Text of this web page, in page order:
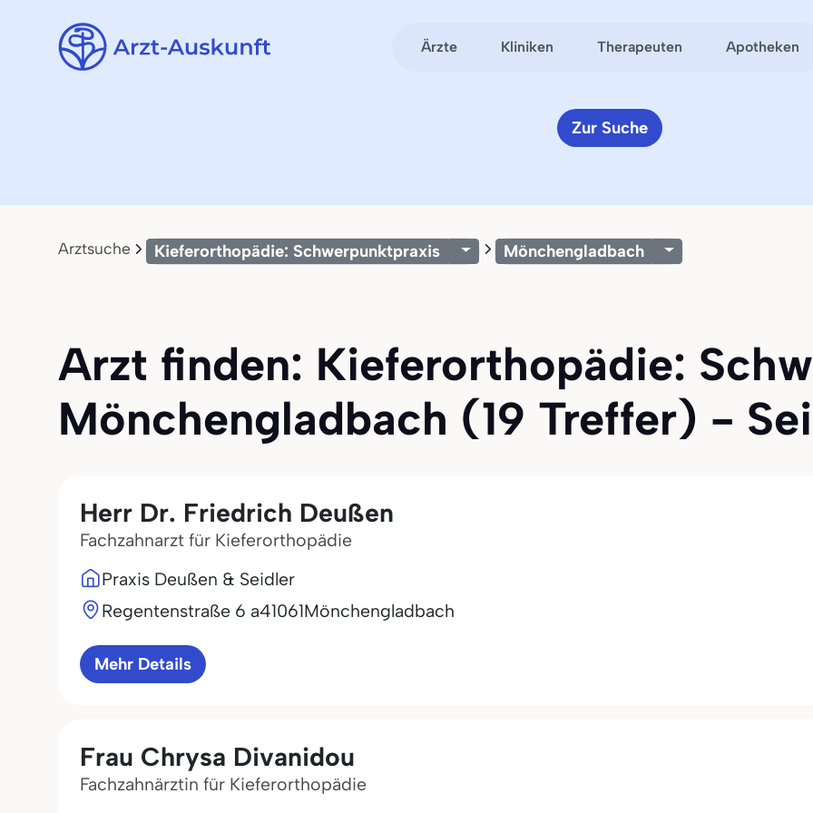
Ärzte Kliniken Therapeuten Apotheken
Zur Suche
Arztsuche Kieferorthopädie: Schwerpunktpraxis Mönchengladbach
Arzt finden: Kieferorthopädie:
Mönchengladbach (19 Treffer) -
Herr Dr. Friedrich Deußen
Fachzahnarzt für Kieferorthopädie
Praxis Deußen & Seidler
Regentenstraße 6 a41061Mönchengladbach
Mehr Details
Frau Chrysa Divanidou
Fachzahnärztin für Kieferorthopädie